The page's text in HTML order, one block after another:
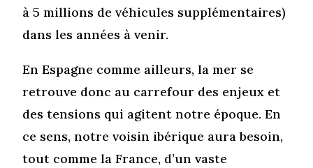
à 5 millions de véhicules supplémentaires)
dans les années à venir.
En Espagne comme ailleurs, la mer se
retrouve donc au carrefour des enjeux et
des tensions qui agitent notre époque. En
ce sens, notre voisin ibérique aura besoin,
tout comme la France, d’un vaste